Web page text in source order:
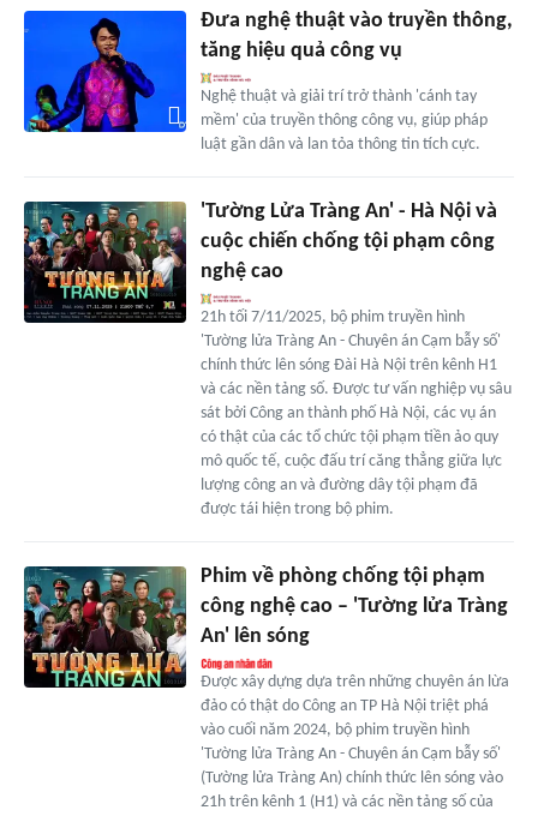
Đưa nghệ thuật vào truyền thông,
tăng hiệu quả công vụ
Nghệ thuật và giải trí trở thành 'cánh tay
mềm' của truyền thông công vụ, giúp pháp
luật gần dân và lan tỏa thông tin tích cực.
'Tường Lửa Tràng An' - Hà Nội và
cuộc chiến chống tội phạm công
nghệ cao
21h tối 7/11/2025, bộ phim truyền hình
'Tường lửa Tràng An - Chuyên án Cạm bẫy số'
chính thức lên sóng Đài Hà Nội trên kênh H1
và các nền tảng số. Được tư vấn nghiệp vụ sâu
sát bởi Công an thành phố Hà Nội, các vụ án
có thật của các tổ chức tội phạm tiền ảo quy
mô quốc tế, cuộc đấu trí căng thẳng giữa lực
lượng công an và đường dây tội phạm đã
được tái hiện trong bộ phim.
Phim về phòng chống tội phạm
công nghệ cao – 'Tường lửa Tràng
An' lên sóng
Được xây dựng dựa trên những chuyên án lừa
đảo có thật do Công an TP Hà Nội triệt phá
vào cuối năm 2024, bộ phim truyền hình
'Tường lửa Tràng An - Chuyên án Cạm bẫy số'
(Tường lửa Tràng An) chính thức lên sóng vào
21h trên kênh 1 (H1) và các nền tảng số của